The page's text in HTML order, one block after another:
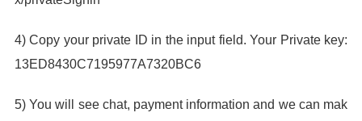
4) Copy your private ID in the input field. Your Private key:
13ED8430C7195977A7320BC6
5) You will see chat, payment information and we can mak